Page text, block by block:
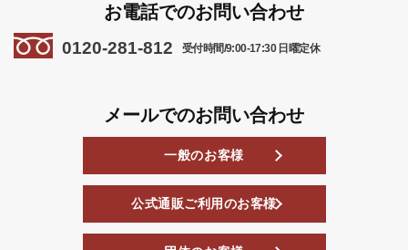
お電話でのお問い合わせ
0120-281-812 受付時間/9:00-17:30 日曜定休
メールでのお問い合わせ
一般のお客様
公式通販ご利用のお客様